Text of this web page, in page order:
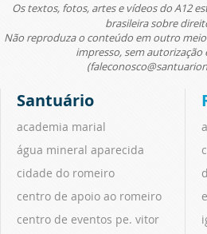
Os textos, fotos, artes e vídeos do A12
brasileira sobre
Não reproduza o conteúdo em outro
impresso, sem autorização
Santuário
academia marial
água mineral aparecida
cidade do romeiro
centro de apoio ao romeiro
centro de eventos pe. vitor